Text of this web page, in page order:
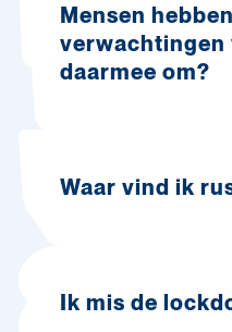
Mensen
verwachtingen
daarmee om?
Waar vind ik
Ik mis de